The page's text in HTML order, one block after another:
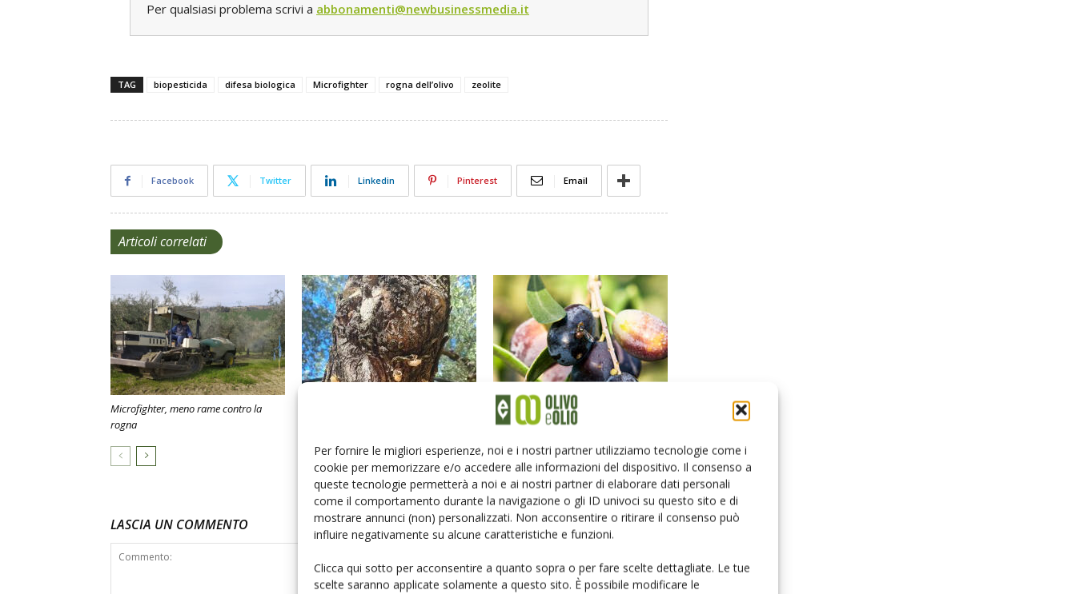
Per fornire le migliori esperienze, noi e i nostri partner utilizziamo tecnologie come i
cookie per memorizzare e/o accedere alle informazioni del dispositivo. Il consenso a
queste tecnologie permetterà a noi e ai nostri partner di elaborare dati personali
come il comportamento durante la navigazione o gli ID univoci su questo sito e di
mostrare annunci (non) personalizzati. Non acconsentire o ritirare il consenso può
influire negativamente su alcune caratteristiche e funzioni.
Clicca qui sotto per acconsentire a quanto sopra o per fare scelte dettagliate. Le tue
scelte saranno applicate solamente a questo sito. È possibile modificare le
Per qualsiasi problema scrivi a abbonamenti@newbusinessmedia.it
TAG biopesticida difesa biologica Microfighter rogna dell’olivo zeolite
Facebook Twitter Linkedin Pinterest Email
Articoli correlati
Microfighter, meno rame contro la
rogna
Mosca dell’olivo, nuovi principi attivi e
trattamenti biologici
LASCIA UN COMMENTO